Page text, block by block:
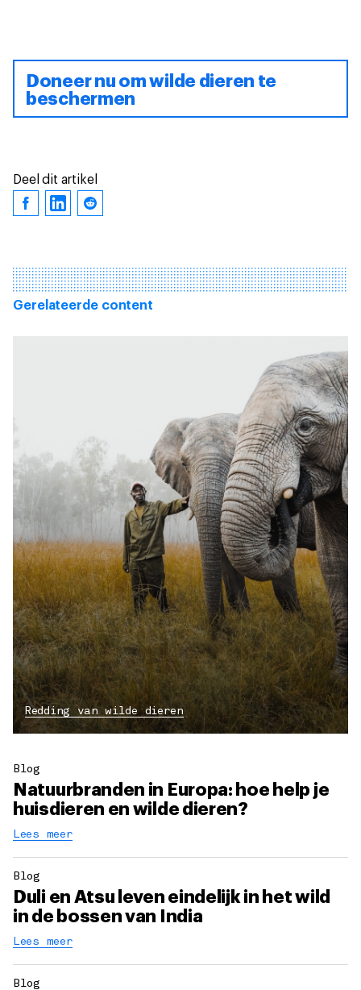
Doneer nu om wilde dieren te
beschermen
Deel dit artikel
Gerelateerde content
Redding van wilde dieren
Blog
Natuurbranden in Europa: hoe help je
huisdieren en wilde dieren?
Lees meer
Blog
Duli en Atsu leven eindelijk in het wild
in de bossen van India
Lees meer
Blog